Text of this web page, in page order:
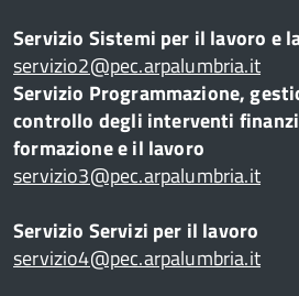
Servizio Sistemi per il lavoro e
servizio2@pec.arpalumbria.it
Servizio Programmazione,
controllo degli interventi
formazione e il lavoro
servizio3@pec.arpalumbria.it
Servizio Servizi per il lavoro
servizio4@pec.arpalumbria.it